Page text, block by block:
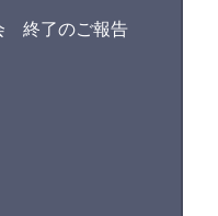
終了のご報告